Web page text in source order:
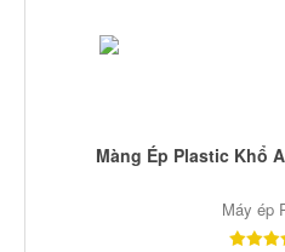
Màng Ép Plastic Khổ
Máy ép